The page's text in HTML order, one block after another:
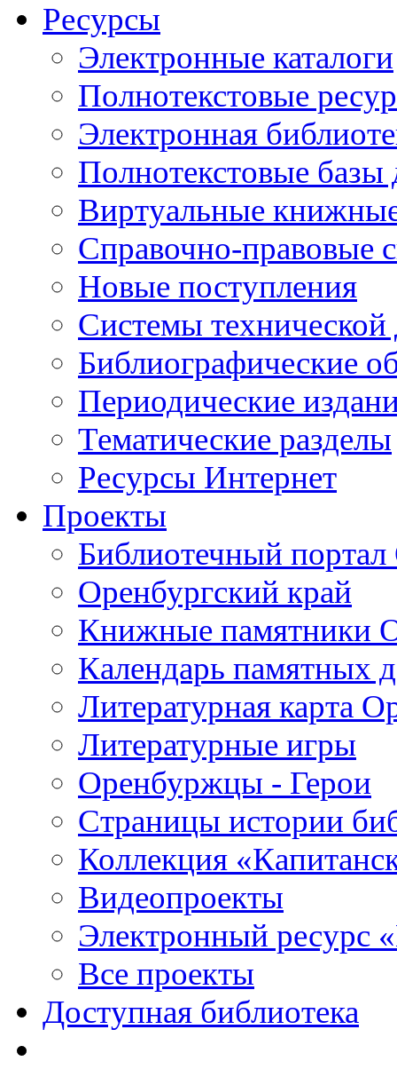
Ресурсы
Электронные каталоги
Полнотекстовые
Электронная
Полнотекстовые
Виртуальные
Справочно-правовые
Новые поступления
Cистемы
Библиографические
Периодические
Тематические разделы
Ресурсы Интернет
Проекты
Библиотечный портал
Оренбургский край
Книжные памятники
Календарь памятных
Литературная карта
Литературные игры
Оренбуржцы - Герои
Страницы истории
Коллекция
Видеопроекты
Электронный ресурс
Все проекты
Доступная библиотека